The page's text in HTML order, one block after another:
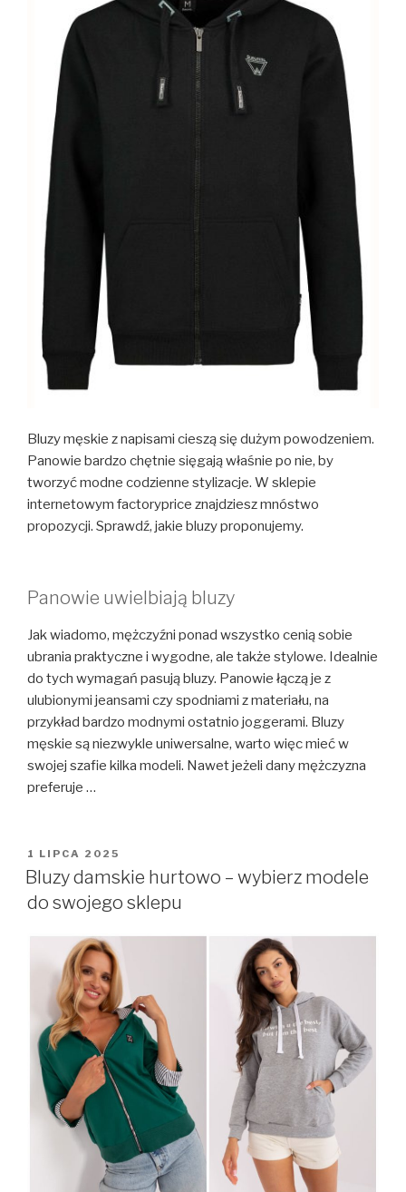
Bluzy męskie z napisami cieszą się dużym powodzeniem.
Panowie bardzo chętnie sięgają właśnie po nie, by
tworzyć modne codzienne stylizacje. W sklepie
internetowym factoryprice znajdziesz mnóstwo
propozycji. Sprawdź, jakie bluzy proponujemy.
Panowie uwielbiają bluzy
Jak wiadomo, mężczyźni ponad wszystko cenią sobie
ubrania praktyczne i wygodne, ale także stylowe. Idealnie
do tych wymagań pasują bluzy. Panowie łączą je z
ulubionymi jeansami czy spodniami z materiału, na
przykład bardzo modnymi ostatnio joggerami. Bluzy
męskie są niezwykle uniwersalne, warto więc mieć w
swojej szafie kilka modeli. Nawet jeżeli dany mężczyzna
preferuje …
OPUBLIKOWANE
W
1 LIPCA 2025
Bluzy damskie hurtowo – wybierz modele
do swojego sklepu